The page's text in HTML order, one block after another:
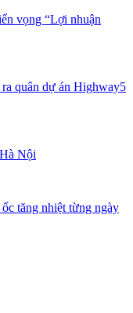
vọng “Lợi nhuận
quân dự án Highway5
Nội
tăng nhiệt từng ngày